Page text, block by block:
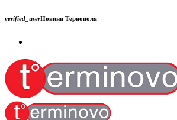
verified_userНовини Тернополя